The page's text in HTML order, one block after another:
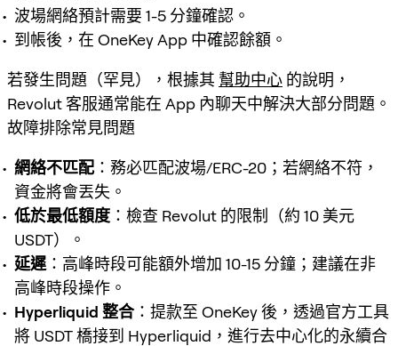
波場網絡預計需要 1-5 分鐘確認。
到帳後，在 OneKey App 中確認餘額。
若發生問題（罕見），根據其 幫助中心 的說明，
Revolut 客服通常能在 App 內聊天中解決大部分問題。
故障排除常見問題
網絡不匹配：務必匹配波場/ERC-20；若網絡不符，
資金將會丟失。
低於最低額度 ：檢查 Revolut 的限制（約 10 美元
USDT）。
延遲 ：高峰時段可能額外增加 10-15 分鐘；建議在非
高峰時段操作。
Hyperliquid 整合：提款至 OneKey 後，透過官方工具
將 USDT 橋接到 Hyperliquid，進行去中心化的永續合